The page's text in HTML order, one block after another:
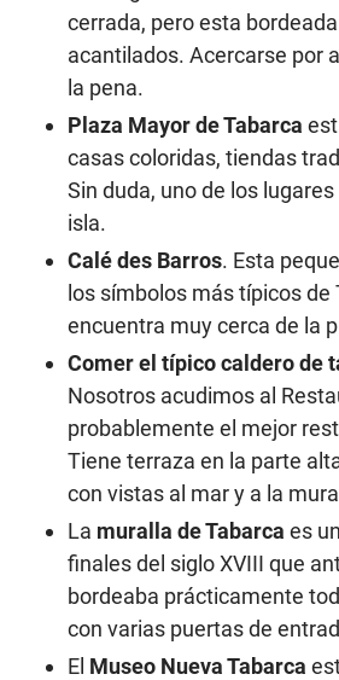
cerrada, pero esta
acantilados. Acercarse por
la pena.
Plaza Mayor de Tabarca
casas coloridas, tiendas
Sin duda, uno de los
isla.
Calé des Barros. Esta
los símbolos más típicos de
encuentra muy cerca de la
Comer el típico caldero de
Nosotros acudimos al
probablemente el mejor
Tiene terraza en la parte
con vistas al mar y a la
La muralla de Tabarca es
finales del siglo XVIII que
bordeaba prácticamente
con varias puertas de
El Museo Nueva Tabarca